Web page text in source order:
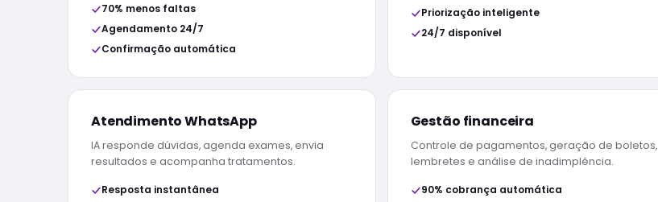
70% menos faltas
Agendamento 24/7
Confirmação automática
Priorização inteligente
24/7 disponível
Atendimento WhatsApp
IA responde dúvidas, agenda exames, envia
resultados e acompanha tratamentos.
Resposta instantânea
Gestão financeira
Controle de pagamentos, geração de boletos,
lembretes e análise de inadimplência.
90% cobrança automática